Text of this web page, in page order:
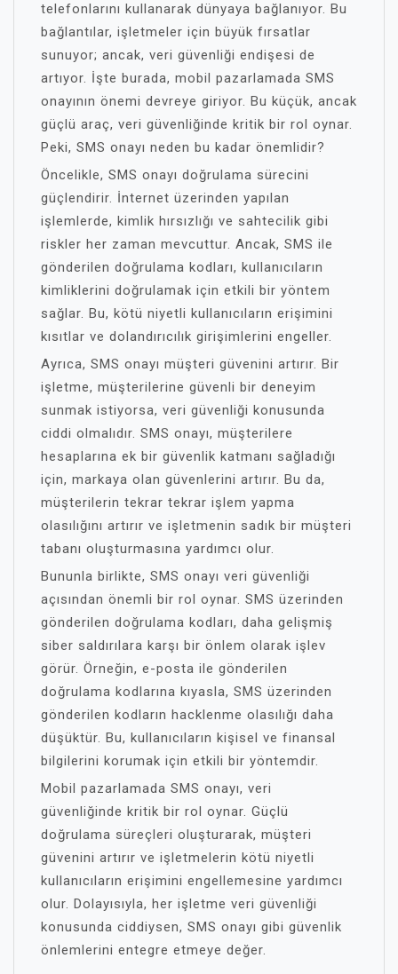
telefonlarını kullanarak dünyaya bağlanıyor. Bu
bağlantılar, işletmeler için büyük fırsatlar
sunuyor; ancak, veri güvenliği endişesi de
artıyor. İşte burada, mobil pazarlamada SMS
onayının önemi devreye giriyor. Bu küçük, ancak
güçlü araç, veri güvenliğinde kritik bir rol oynar.
Peki, SMS onayı neden bu kadar önemlidir?
Öncelikle, SMS onayı doğrulama sürecini
güçlendirir. İnternet üzerinden yapılan
işlemlerde, kimlik hırsızlığı ve sahtecilik gibi
riskler her zaman mevcuttur. Ancak, SMS ile
gönderilen doğrulama kodları, kullanıcıların
kimliklerini doğrulamak için etkili bir yöntem
sağlar. Bu, kötü niyetli kullanıcıların erişimini
kısıtlar ve dolandırıcılık girişimlerini engeller.
Ayrıca, SMS onayı müşteri güvenini artırır. Bir
işletme, müşterilerine güvenli bir deneyim
sunmak istiyorsa, veri güvenliği konusunda
ciddi olmalıdır. SMS onayı, müşterilere
hesaplarına ek bir güvenlik katmanı sağladığı
için, markaya olan güvenlerini artırır. Bu da,
müşterilerin tekrar tekrar işlem yapma
olasılığını artırır ve işletmenin sadık bir müşteri
tabanı oluşturmasına yardımcı olur.
Bununla birlikte, SMS onayı veri güvenliği
açısından önemli bir rol oynar. SMS üzerinden
gönderilen doğrulama kodları, daha gelişmiş
siber saldırılara karşı bir önlem olarak işlev
görür. Örneğin, e-posta ile gönderilen
doğrulama kodlarına kıyasla, SMS üzerinden
gönderilen kodların hacklenme olasılığı daha
düşüktür. Bu, kullanıcıların kişisel ve finansal
bilgilerini korumak için etkili bir yöntemdir.
Mobil pazarlamada SMS onayı, veri
güvenliğinde kritik bir rol oynar. Güçlü
doğrulama süreçleri oluşturarak, müşteri
güvenini artırır ve işletmelerin kötü niyetli
kullanıcıların erişimini engellemesine yardımcı
olur. Dolayısıyla, her işletme veri güvenliği
konusunda ciddiysen, SMS onayı gibi güvenlik
önlemlerini entegre etmeye değer.